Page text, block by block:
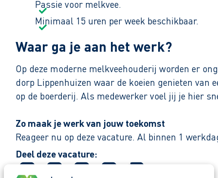
Passie voor melkvee.
Minimaal 15 uren per week beschikbaar.
Waar ga je aan het werk?
Op deze moderne melkveehouderij worden er
dorp Lippenhuizen waar de koeien genieten
op de boerderij. Als medewerker voel jij je hier
Zo maak je werk van jouw toekomst
Reageer nu op deze vacature. Al binnen 1
Waarom solliciteren via AB Vakwerk?
Deel deze vacature: